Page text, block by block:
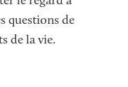
questions de
de la vie.